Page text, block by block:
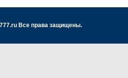
Все права защищены.